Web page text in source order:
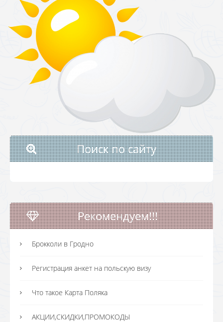
Поиск по сайту
Рекомендуем!!!
Брокколи в Гродно
Регистрация анкет на польскую визу
Что такое Карта Поляка
АКЦИИ,СКИДКИ,ПРОМОКОДЫ